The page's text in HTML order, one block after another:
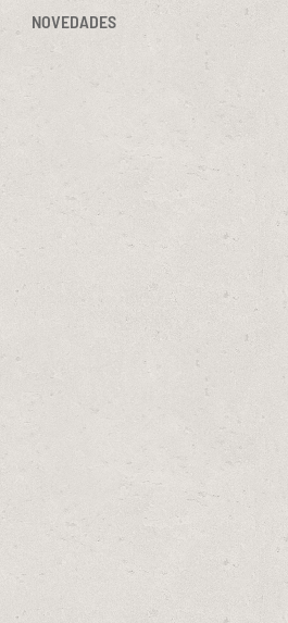
NOVEDADES